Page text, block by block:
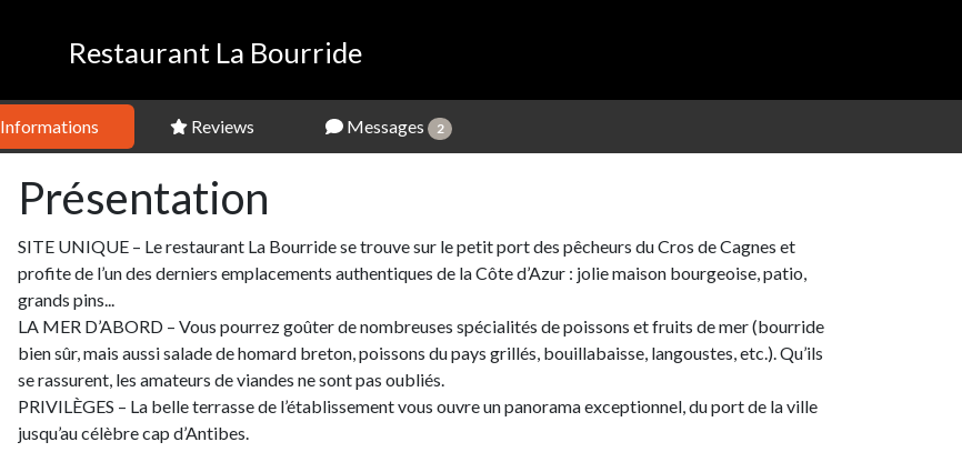
Restaurant La Bourride
Informations Reviews Messages 2
Présentation
SITE UNIQUE – Le restaurant La Bourride se trouve sur le petit port des pêcheurs du Cros de Cagnes et
profite de l’un des derniers emplacements authentiques de la Côte d’Azur : jolie maison bourgeoise, patio,
grands pins...
LA MER D’ABORD – Vous pourrez goûter de nombreuses spécialités de poissons et fruits de mer (bourride
bien sûr, mais aussi salade de homard breton, poissons du pays grillés, bouillabaisse, langoustes, etc.). Qu’ils
se rassurent, les amateurs de viandes ne sont pas oubliés.
PRIVILÈGES – La belle terrasse de l’établissement vous ouvre un panorama exceptionnel, du port de la ville
jusqu’au célèbre cap d’Antibes.